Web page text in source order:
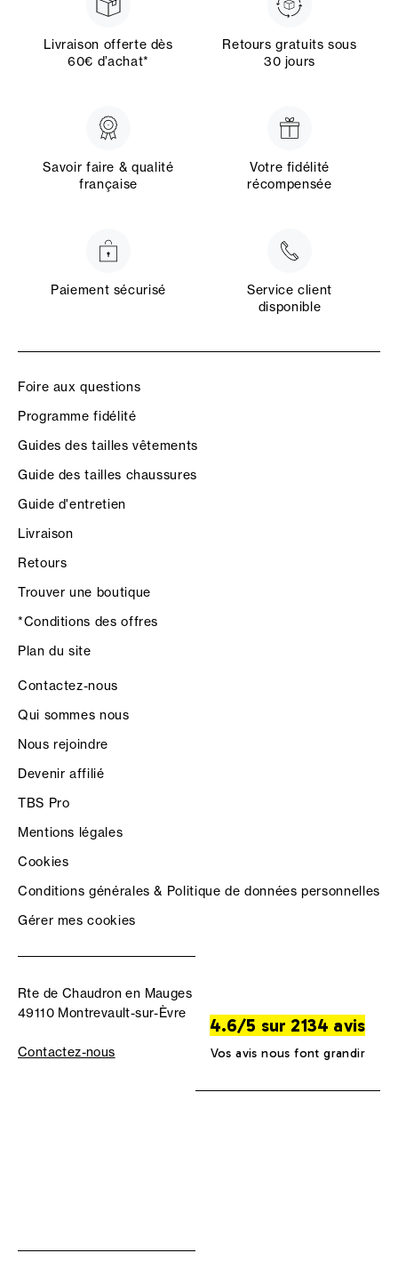
Livraison offerte dès
60€ d’achat*
Retours gratuits sous
30 jours
Savoir faire & qualité
française
Votre fidélité
récompensée
Paiement sécurisé
Service client
disponible
Foire aux questions
Programme fidélité
Guides des tailles vêtements
Guide des tailles chaussures
Guide d'entretien
Livraison
Retours
Trouver une boutique
*Conditions des offres
Plan du site
Contactez-nous
Qui sommes nous
Nous rejoindre
Devenir affilié
TBS Pro
Mentions légales
Cookies
Conditions générales & Politique de données personnelles
Gérer mes cookies
Rte de Chaudron en Mauges
49110 Montrevault-sur-Èvre
Contactez-nous
4.6/5 sur 2134 avis
Vos avis nous font grandir